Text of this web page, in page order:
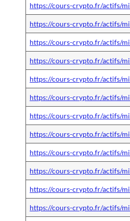
https://cours-crypto.fr/actifs/
https://cours-crypto.fr/actifs/
https://cours-crypto.fr/actifs/
https://cours-crypto.fr/actifs/
https://cours-crypto.fr/actifs/
https://cours-crypto.fr/actifs/
https://cours-crypto.fr/actifs/
https://cours-crypto.fr/actifs/
https://cours-crypto.fr/actifs/
https://cours-crypto.fr/actifs/
https://cours-crypto.fr/actifs/
https://cours-crypto.fr/actifs/